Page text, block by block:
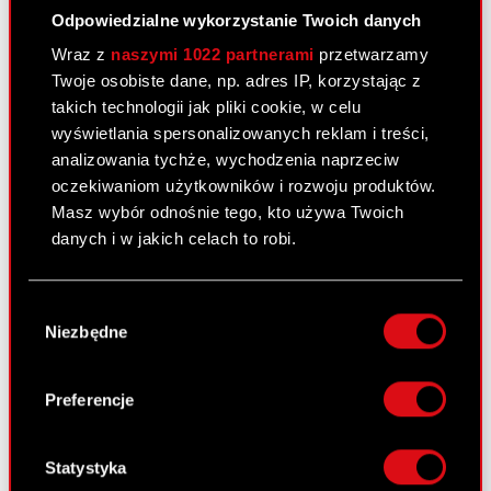
Odpowiedzialne wykorzystanie Twoich danych
Wraz z naszymi 1022 partnerami przetwarzamy
Twoje osobiste dane, np. adres IP, korzystając z
takich technologii jak pliki cookie, w celu
wyświetlania spersonalizowanych reklam i treści,
analizowania tychże, wychodzenia naprzeciw
oczekiwaniom użytkowników i rozwoju produktów.
Masz wybór odnośnie tego, kto używa Twoich
danych i w jakich celach to robi.
lokalizacji geograficznej z dokładnością nawet
Identyfikować Twoje urządzenie, aktywnie
analizując charakteryzującego je zbiory
palca)
zgody
Niezbędne
Preferencje
Statystyka
PDF Ustalenie jednolitego tekstu Statutu
PDF Pobierz załącznik
Raport bieżący nr 102/2010
3 grudnia 2010
Spółki
Raport bieżący nr 101/2010